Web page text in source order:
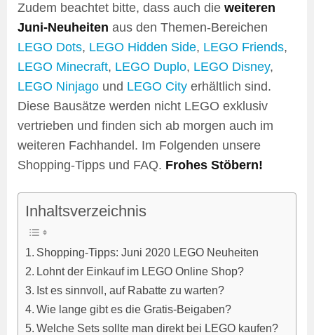
Zudem beachtet bitte, dass auch die weiteren
Juni-Neuheiten aus den Themen-Bereichen
LEGO Dots, LEGO Hidden Side, LEGO Friends,
LEGO Minecraft, LEGO Duplo, LEGO Disney,
LEGO Ninjago und LEGO City erhältlich sind.
Diese Bausätze werden nicht LEGO exklusiv
vertrieben und finden sich ab morgen auch im
weiteren Fachhandel. Im Folgenden unsere
Shopping-Tipps und FAQ. Frohes Stöbern!
Inhaltsverzeichnis
Shopping-Tipps: Juni 2020 LEGO Neuheiten
Lohnt der Einkauf im LEGO Online Shop?
Ist es sinnvoll, auf Rabatte zu warten?
Wie lange gibt es die Gratis-Beigaben?
Welche Sets sollte man direkt bei LEGO kaufen?